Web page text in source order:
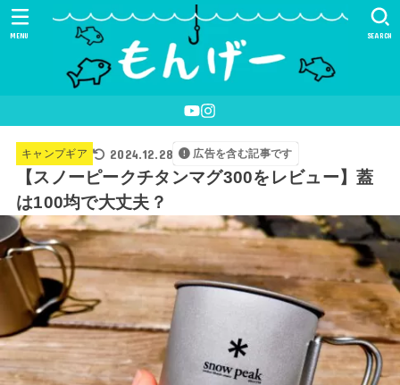
SEARCH
MENU
キャンプギア 2024.12.28 広告を含む記事です
【スノーピークチタンマグ300をレビュー】蓋
は100均で大丈夫？